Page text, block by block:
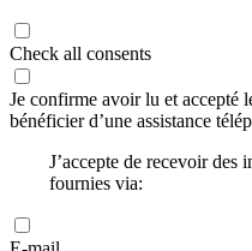
Check all consents
Je confirme avoir lu et accepté
bénéficier d’une assistance
J’accepte de recevoir
fournies via: